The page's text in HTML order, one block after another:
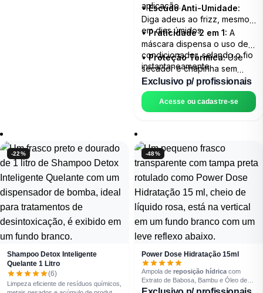
aplicação.
•Escudo Anti-Umidade:
Diga adeus ao frizz, mesmo
em dias úmidos.
•Praticidade 2 em 1: A
máscara dispensa o uso de
condicionador, selando o fio
instantaneamente.
•Proteção Térmica:Use
secador e chapinha sem
medo (proteção até 230ºC).
Exclusivo p/ profissionais
Acesse ou cadastre-se
-22%
Shampoo Detox Inteligente
Quelante 1 Litro
(6)
Limpeza eficiente de resíduos químicos,
-48%
Power Dose Hidratação 15ml
Ampola de reposição hídrica com
Extrato de Babosa, Bambu e Óleo de
Semente de Girassol. Indicada para fios